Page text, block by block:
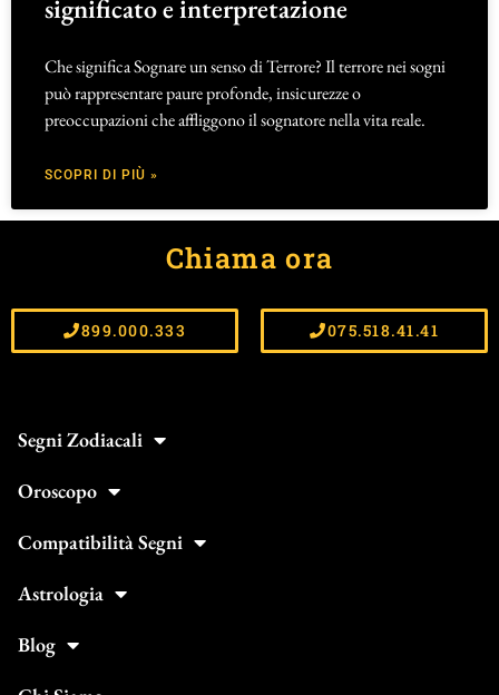
significato e interpretazione
Che significa Sognare un senso di Terrore? Il terrore nei sogni
può rappresentare paure profonde, insicurezze o
preoccupazioni che affliggono il sognatore nella vita reale.
SCOPRI DI PIÙ »
Chiama ora
899.000.333 075.518.41.41
Segni Zodiacali
Oroscopo
Compatibilità Segni
Astrologia
Blog